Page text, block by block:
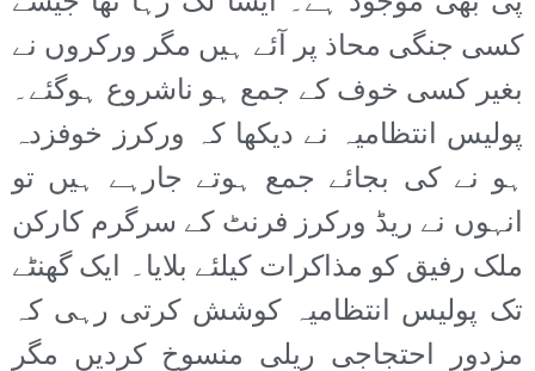
کسی جنگی محاذ پر آئے ہیں مگر ورکروں نے
بغیر کسی خوف کے جمع ہو ناشروع ہوگئے۔
پولیس انتظامیہ نے دیکھا کہ ورکرز خوفزدہ
ہو نے کی بجائے جمع ہوتے جارہے ہیں تو
انہوں نے ریڈ ورکرز فرنٹ کے سرگرم کارکن
ملک رفیق کو مذاکرات کیلئے بلایا۔ ایک گھنٹے
تک پولیس انتظامیہ کوشش کرتی رہی کہ
مزدور احتجاجی ریلی منسوخ کردیں مگر